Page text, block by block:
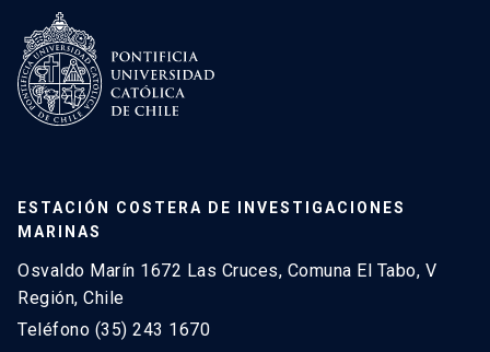
ESTACIÓN COSTERA DE INVESTIGACIONES
MARINAS
Osvaldo Marín 1672 Las Cruces, Comuna El Tabo, V
Región, Chile
Teléfono (35) 243 1670